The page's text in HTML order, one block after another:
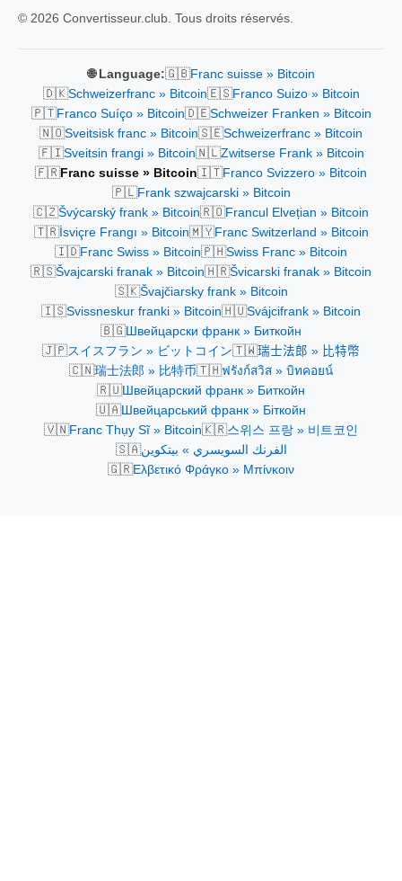
© 2026 Convertisseur.club. Tous droits réservés.
🌐 Language:🇬🇧Franc suisse » Bitcoin
🇩🇰Schweizerfranc » Bitcoin🇪🇸Franco Suizo » Bitcoin
🇵🇹Franco Suíço » Bitcoin🇩🇪Schweizer Franken » Bitcoin
🇳🇴Sveitsisk franc » Bitcoin🇸🇪Schweizerfranc » Bitcoin
🇫🇮Sveitsin frangi » Bitcoin🇳🇱Zwitserse Frank » Bitcoin
🇫🇷Franc suisse » Bitcoin🇮🇹Franco Svizzero » Bitcoin
🇵🇱Frank szwajcarski » Bitcoin
🇨🇿Švýcarský frank » Bitcoin🇷🇴Francul Elvețian » Bitcoin
🇹🇷İsviçre Frangı » Bitcoin🇲🇾Franc Switzerland » Bitcoin
🇮🇩Franc Swiss » Bitcoin🇵🇭Swiss Franc » Bitcoin
🇷🇸Švajcarski franak » Bitcoin🇭🇷Švicarski franak » Bitcoin
🇸🇰Švajčiarsky frank » Bitcoin
🇮🇸Svissneskur franki » Bitcoin🇭🇺Svájcifrank » Bitcoin
🇧🇬Швейцарски франк » Биткойн
🇯🇵スイスフラン » ビットコイン🇹🇼瑞士法郎 » 比特幣
🇨🇳瑞士法郎 » 比特币🇹🇭ฟรังก์สวิส » บิทคอยน์
🇷🇺Швейцарский франк » Биткойн
🇺🇦Швейцарський франк » Біткойн
🇻🇳Franc Thụy Sĩ » Bitcoin🇰🇷스위스 프랑 » 비트코인
🇸🇦الفرنك السويسري » بيتكوين
🇬🇷Ελβετικό Φράγκο » Μπίνκοιν